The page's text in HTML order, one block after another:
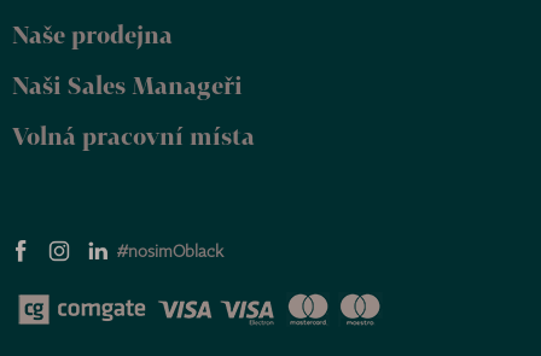
Naše prodejna
Naši Sales Manageři
Volná pracovní místa
#nosimOblack